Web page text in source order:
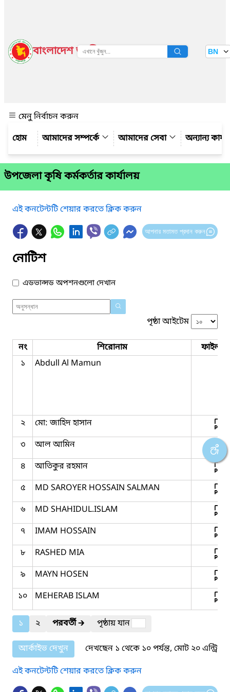
বাংলাদেশ জাতীয় তথ্য বাতায়ন BN
মেনু নির্বাচন করুন
আমাদের সম্পর্কে
আমাদের সেবা অন্যান্য
উপজেলা কৃষি কর্মকর্তার কার্যালয়
এই কনটেন্টটি শেয়ার করতে ক্লিক করুন
আপনার মতামত প্রদান করুন
নোটিশ
এডভান্সড অপশনগুলো দেখান
পৃষ্ঠা আইটেম
নং শিরোনাম
ফাইল
১
Abdull Al Mamun
২
মো: জাহিদ হাসান
৩
আল আমিন
৪
আতিকুর রহমান
৫
MD SAROYER HOSSAIN SALMAN
৬
MD SHAHIDUL.ISLAM
৭
IMAM HOSSAIN
৮
RASHED MIA
৯
MAYN HOSEN
১০
MEHERAB ISLAM
১ ২ পরবর্তী🡲 পৃষ্ঠায় যান
আর্কাইভ দেখুন
দেখছেন ১ থেকে ১০ পর্যন্ত, মোট ২০ এন্ট্রি
এই কনটেন্টটি শেয়ার করতে ক্লিক করুন